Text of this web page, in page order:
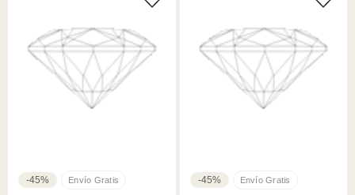
-45%
-45%